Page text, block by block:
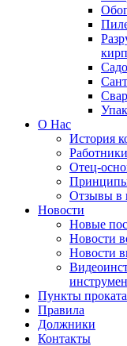
О Нас
История
Работники
Отец-
Отзывы в
Новости
Новые
Новости
Новости
Пункты проката
Правила
Должники
Контакты